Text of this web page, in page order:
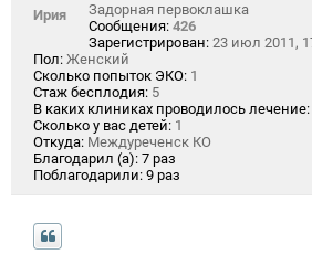
Ирия
Задорная первоклашка
Сообщения: 426
Зарегистрирован: 23 июл 2011,
Пол: Женский
Сколько попыток ЭКО: 1
Стаж бесплодия: 5
В каких клиниках проводилось лечение:
Сколько у вас детей: 1
Откуда: Междуреченск КО
Благодарил (а): 7 раз
Поблагодарили: 9 раз